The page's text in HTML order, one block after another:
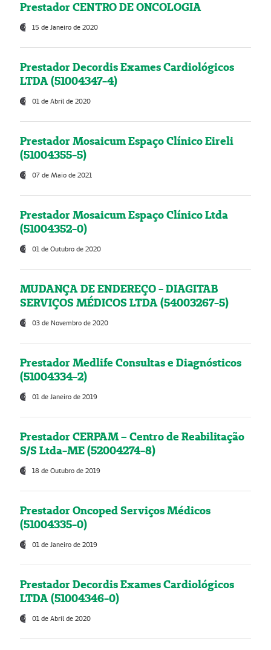
Prestador CENTRO DE ONCOLOGIA
15 de Janeiro de 2020
Prestador Decordis Exames Cardiológicos
LTDA (51004347-4)
01 de Abril de 2020
Prestador Mosaicum Espaço Clínico Eireli
(51004355-5)
07 de Maio de 2021
Prestador Mosaicum Espaço Clínico Ltda
(51004352-0)
01 de Outubro de 2020
MUDANÇA DE ENDEREÇO - DIAGITAB
SERVIÇOS MÉDICOS LTDA (54003267-5)
03 de Novembro de 2020
Prestador Medlife Consultas e Diagnósticos
(51004334-2)
01 de Janeiro de 2019
Prestador CERPAM – Centro de Reabilitação
S/S Ltda-ME (52004274-8)
18 de Outubro de 2019
Prestador Oncoped Serviços Médicos
(51004335-0)
01 de Janeiro de 2019
Prestador Decordis Exames Cardiológicos
LTDA (51004346-0)
01 de Abril de 2020